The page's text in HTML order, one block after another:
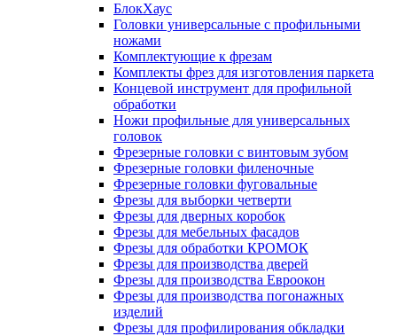
БлокХаус
Головки универсальные с профильными
ножами
Комплектующие к фрезам
Комплекты фрез для изготовления паркета
Концевой инструмент для профильной
обработки
Ножи профильные для универсальных
головок
Фрезерные головки с винтовым зубом
Фрезерные головки филеночные
Фрезерные головки фуговальные
Фрезы для выборки четверти
Фрезы для дверных коробок
Фрезы для мебельных фасадов
Фрезы для обработки КРОМОК
Фрезы для производства дверей
Фрезы для производства Евроокон
Фрезы для производства погонажных
изделий
Фрезы для профилирования обкладки